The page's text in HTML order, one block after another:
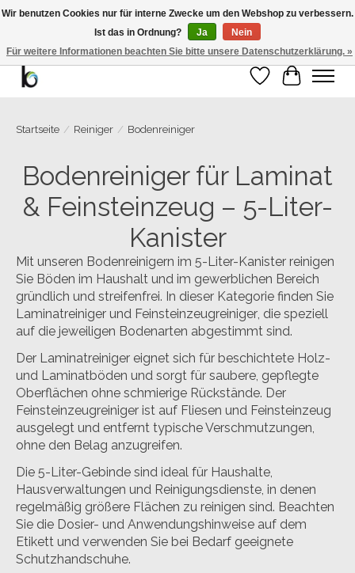
Bemango GmbH - Ewald-Gnau-Str. 11 - 42499 Hückeswagen - 02191/5991535 -
01793/955066
Wunschzettel
Ihr
Startseite / Reiniger / Bodenreiniger
Bodenreiniger für Laminat
& Feinsteinzeug – 5-Liter-
Kanister
Mit unseren Bodenreinigern im 5-Liter-Kanister reinigen
Sie Böden im Haushalt und im gewerblichen Bereich
gründlich und streifenfrei. In dieser Kategorie finden Sie
Laminatreiniger und Feinsteinzeugreiniger , die speziell
auf die jeweiligen Bodenarten abgestimmt sind.
Der Laminatreiniger eignet sich für beschichtete Holz-
und Laminatböden und sorgt für saubere, gepflegte
Oberflächen ohne schmierige Rückstände. Der
Feinsteinzeugreiniger ist auf Fliesen und Feinsteinzeug
ausgelegt und entfernt typische Verschmutzungen,
ohne den Belag anzugreifen.
Die 5-Liter-Gebinde sind ideal für Haushalte,
Hausverwaltungen und Reinigungsdienste , in denen
regelmäßig größere Flächen zu reinigen sind. Beachten
Sie die Dosier- und Anwendungshinweise auf dem
Etikett und verwenden Sie bei Bedarf geeignete
Schutzhandschuhe.
Wir benutzen Cookies nur für interne Zwecke um den Webshop zu verbessern.
Ist das in Ordnung?
Ja
Nein
Für weitere Informationen beachten Sie bitte unsere Datenschutzerklärung. »